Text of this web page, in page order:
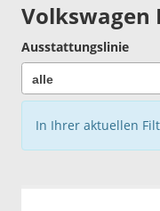
Volkswagen
Ausstattungslinie
In Ihrer aktuellen